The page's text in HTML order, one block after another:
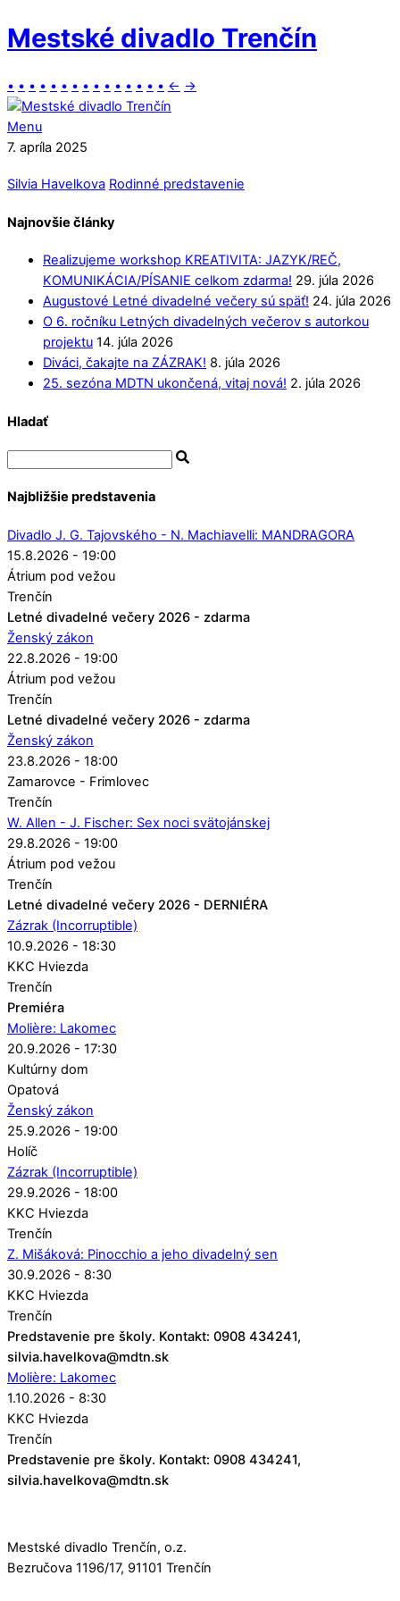
Mestské divadlo Trenčín
• • • • • • • • • • • • • • • ← →
Menu
7. apríla 2025
Silvia Havelkova Rodinné predstavenie
Najnovšie články
Realizujeme workshop KREATIVITA: JAZYK/REČ,
KOMUNIKÁCIA/PÍSANIE celkom zdarma! 29. júla 2026
Augustové Letné divadelné večery sú späť! 24. júla 2026
O 6. ročníku Letných divadelných večerov s autorkou
projektu 14. júla 2026
Diváci, čakajte na ZÁZRAK! 8. júla 2026
25. sezóna MDTN ukončená, vitaj nová! 2. júla 2026
Hladať
Najbližšie predstavenia
Divadlo J. G. Tajovského - N. Machiavelli: MANDRAGORA
15.8.2026 - 19:00
Átrium pod vežou
Trenčín
Letné divadelné večery 2026 - zdarma
Ženský zákon
22.8.2026 - 19:00
Átrium pod vežou
Trenčín
Letné divadelné večery 2026 - zdarma
Ženský zákon
23.8.2026 - 18:00
Zamarovce - Frimlovec
Trenčín
W. Allen - J. Fischer: Sex noci svätojánskej
29.8.2026 - 19:00
Átrium pod vežou
Trenčín
Letné divadelné večery 2026 - DERNIÉRA
Zázrak (Incorruptible)
10.9.2026 - 18:30
KKC Hviezda
Trenčín
Premiéra
Molière: Lakomec
20.9.2026 - 17:30
Kultúrny dom
Opatová
Ženský zákon
25.9.2026 - 19:00
Holíč
Zázrak (Incorruptible)
29.9.2026 - 18:00
KKC Hviezda
Trenčín
Z. Mišáková: Pinocchio a jeho divadelný sen
30.9.2026 - 8:30
KKC Hviezda
Trenčín
Predstavenie pre školy. Kontakt: 0908 434241,
silvia.havelkova@mdtn.sk
Molière: Lakomec
1.10.2026 - 8:30
KKC Hviezda
Trenčín
Predstavenie pre školy. Kontakt: 0908 434241,
silvia.havelkova@mdtn.sk
Mestské divadlo Trenčín, o.z.
Bezručova 1196/17, 91101 Trenčín